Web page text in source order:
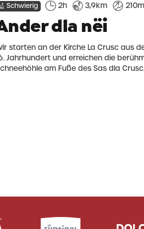
Schwierig 2h 3,9km 210m
dla nëi
starten an der Kirche La Crusc aus
Jahrhundert und erreichen die
am Fuße des Sas dla